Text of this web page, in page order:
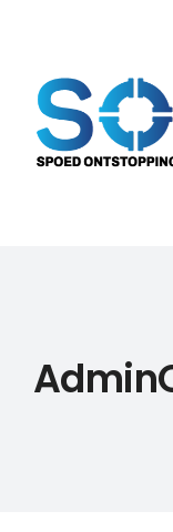
inhoud